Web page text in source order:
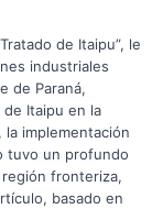
de Itaipu”, le
industriales
de Paraná,
Itaipu en la
la implementación
tuvo un profundo
fronteriza,
basado en